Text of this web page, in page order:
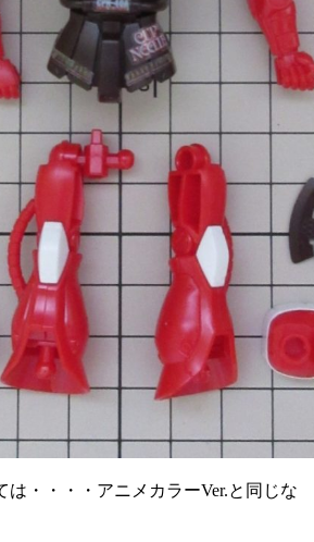
は・・・・アニメカラーVer.と同じな